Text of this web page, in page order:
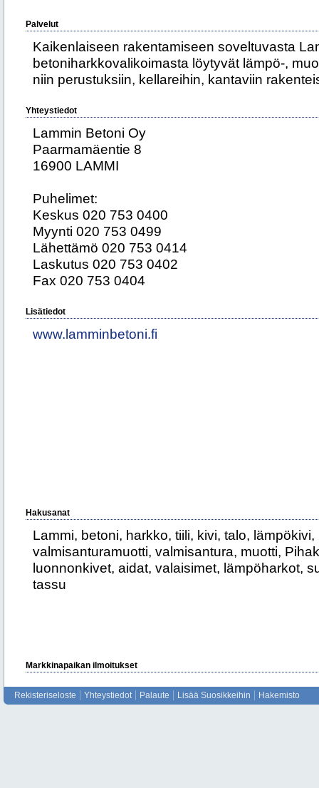
Palvelut
Kaikenlaiseen rakentamiseen soveltuvasta
betoniharkkovalikoimasta löytyvät lämpö-,
niin perustuksiin, kellareihin, kantaviin
Yhteystiedot
Lammin Betoni Oy
Paarmamäentie 8
16900 LAMMI
Puhelimet:
Keskus 020 753 0400
Myynti 020 753 0499
Lähettämö 020 753 0414
Laskutus 020 753 0402
Fax 020 753 0404
Lisätiedot
www.lamminbetoni.fi
Hakusanat
Lammi, betoni, harkko, tiili, kivi, talo,
valmisanturamuotti, valmisantura, muotti,
luonnonkivet, aidat, valaisimet, lämpöharkot,
tassu
Markkinapaikan ilmoitukset
Rekisteriseloste Yhteystiedot Palaute Lisää Suosikkeihin Hakemisto